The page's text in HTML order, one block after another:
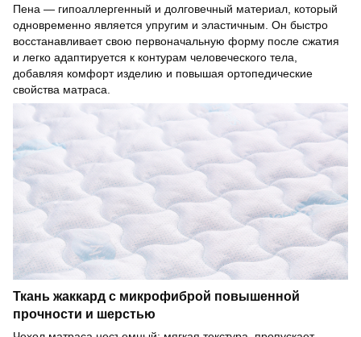
Пена — гипоаллергенный и долговечный материал, который
одновременно является упругим и эластичным. Он быстро
восстанавливает свою первоначальную форму после сжатия
и легко адаптируется к контурам человеческого тела,
добавляя комфорт изделию и повышая ортопедические
свойства матраса.
Ткань жаккард с микрофиброй повышенной
прочности и шерстью